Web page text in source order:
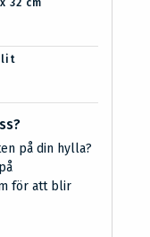
32 cm
lit
på din hylla?
för att blir